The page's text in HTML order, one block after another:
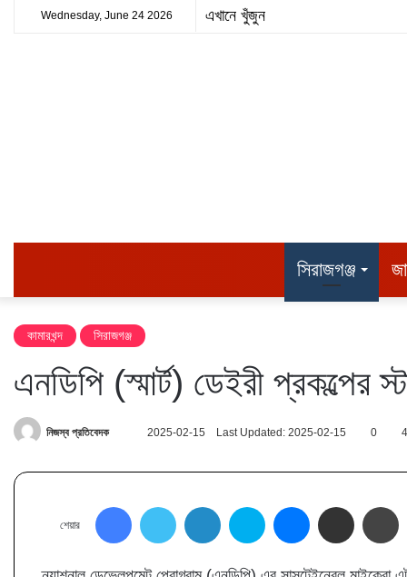
Wednesday, June 24 2026
সিরাজগঞ্জ
কামারখন্দ সিরাজগঞ্জ
এনডিপি (স্মার্ট) ডেইরী প্রকল্পের
নিজস্ব প্রতিবেদক
Send
email
2025-02-15 Last Updated: 2025-02-15 0 4
শেয়ার
Facebook
Twitter LinkedInSkype Messenger
Share via Email